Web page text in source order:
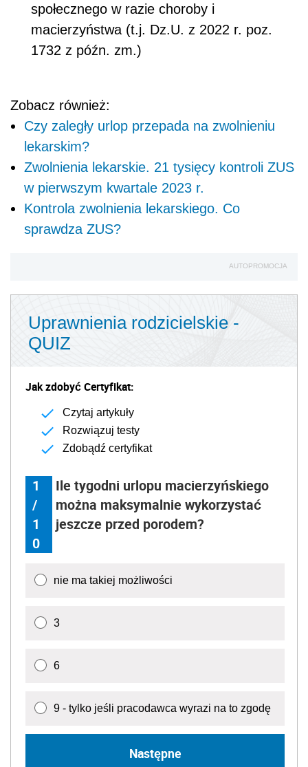
społecznego w razie choroby i
macierzyństwa (t.j. Dz.U. z 2022 r. poz.
1732 z późn. zm.)
Zobacz również:
Czy zaległy urlop przepada na zwolnieniu
lekarskim?
Zwolnienia lekarskie. 21 tysięcy kontroli ZUS
w pierwszym kwartale 2023 r.
Kontrola zwolnienia lekarskiego. Co
sprawdza ZUS?
AUTOPROMOCJA
Uprawnienia rodzicielskie -
QUIZ
Jak zdobyć Certyfikat:
Czytaj artykuły
Rozwiązuj testy
Zdobądź certyfikat
1
/
1
0
Ile tygodni urlopu macierzyńskiego
można maksymalnie wykorzystać
jeszcze przed porodem?
nie ma takiej możliwości
3
6
9 - tylko jeśli pracodawca wyrazi na to zgodę
Następne